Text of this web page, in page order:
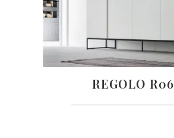
REGOLO R06